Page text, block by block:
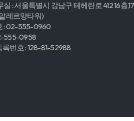
실 : 서울특별시 강남구 테헤란로 412 16층
레르망타워)
: 02-555-0960
555-0958
번호 : 128-81-52988